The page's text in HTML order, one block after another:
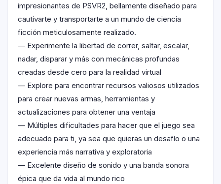
impresionantes de PSVR2, bellamente diseñado para
cautivarte y transportarte a un mundo de ciencia
ficción meticulosamente realizado.
— Experimente la libertad de correr, saltar, escalar,
nadar, disparar y más con mecánicas profundas
creadas desde cero para la realidad virtual
— Explore para encontrar recursos valiosos utilizados
para crear nuevas armas, herramientas y
actualizaciones para obtener una ventaja
— Múltiples dificultades para hacer que el juego sea
adecuado para ti, ya sea que quieras un desafío o una
experiencia más narrativa y exploratoria
— Excelente diseño de sonido y una banda sonora
épica que da vida al mundo rico